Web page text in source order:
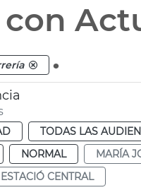
.
TODAS LAS
NORMAL MARÍA
ESTACIÓ CENTRAL